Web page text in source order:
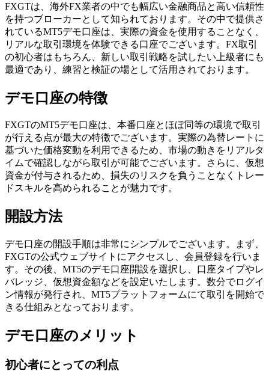
FXGTは、海外FX業者の中でも幅広い金融商品と高い信頼性
を持つブローカーとして知られております。その中で提供さ
れているMT5デモ口座は、実際の資金を使用することなく、
リアルな取引環境を体験できる口座でございます。FX取引
の初心者はもちろん、新しい取引戦略を試したい上級者にも
最適であり、練習と検証の場として活用されております。
デモ口座の特徴
FXGTのMT5デモ口座は、本番口座とほぼ同等の環境で取引
が行える点が最大の特徴でございます。実際の為替レートに
基づいた価格変動を利用できるため、市場の動きをリアルタ
イムで確認しながら取引が可能でございます。さらに、仮想
資金が付与されるため、損失のリスクを負うことなくトレー
ドスキルを高められることが魅力です。
開設方法
デモ口座の開設手順は非常にシンプルでございます。まず、
FXGTの公式ウェブサイトにアクセスし、会員登録を行いま
す。その後、MT5のデモ口座開設を選択し、口座タイプやレ
バレッジ、仮想資金額などを設定いたします。数分でログイ
ン情報が発行され、MT5プラットフォームにて取引を開始で
きる仕組みとなっております。
デモ口座のメリット
初心者にとっての利点